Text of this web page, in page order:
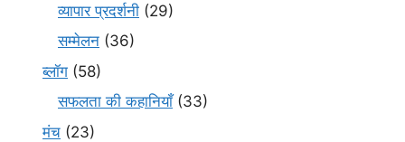
व्यापार प्रदर्शनी (29)
सम्मेलन (36)
ब्लॉग (58)
सफलता की कहानियाँ(33)
मंच (23)